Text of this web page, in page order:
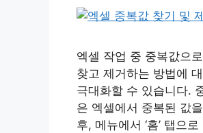
엑셀 작업 중 중복값으
찾고 제거하는 방법에
극대화할 수 있습니다.
은 엑셀에서 중복된 값
후, 메뉴에서 ‘홈’ 탭으